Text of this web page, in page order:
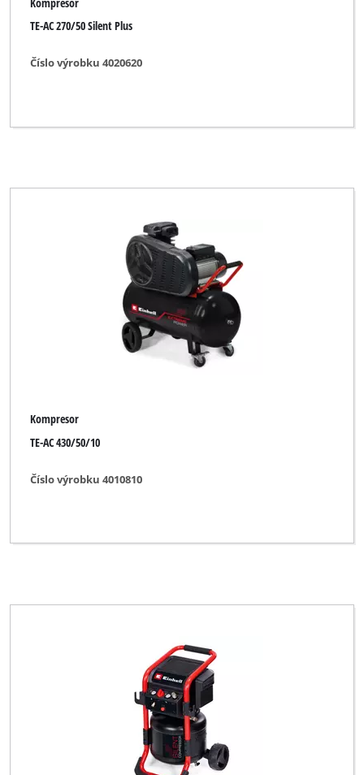
TE-AC 270/50 Silent Plus
Číslo výrobku 4020620
Kompresor
TE-AC 430/50/10
Číslo výrobku 4010810